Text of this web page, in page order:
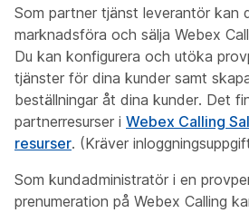
Som partner tjänst leverantör kan
marknadsföra och sälja Webex
Du kan konfigurera och utöka
tjänster för dina kunder samt
beställningar åt dina kunder. Det
partnerresurser i Webex Calling
resurser. (Kräver
Som kundadministratör i en
prenumeration på Webex Calling